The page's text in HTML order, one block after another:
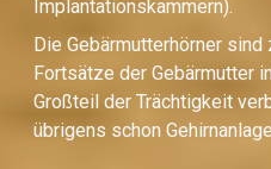
Implantationskammern).
Die Gebärmutterhörner
Fortsätze der Gebärmutter
Großteil der Trächtigkeit
übrigens schon